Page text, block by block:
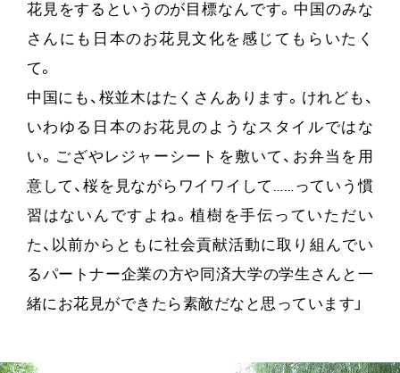
花見をするというのが目標なんです。中国のみな
さんにも日本のお花見文化を感じてもらいたく
て。
中国にも、桜並木はたくさんあります。けれども、
いわゆる日本のお花見のようなスタイルではな
い。ござやレジャーシートを敷いて、お弁当を用
意して、桜を見ながらワイワイして……っていう慣
習はないんですよね。植樹を手伝っていただい
た、以前からともに社会貢献活動に取り組んでい
るパートナー企業の方や同済大学の学生さんと一
緒にお花見ができたら素敵だなと思っています」